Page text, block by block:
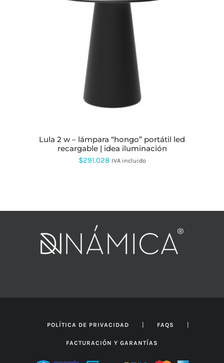
PRODUCTO
MÚLTIPLES
VARIANTES.
OPCIONES
PUEDEN
ELEGIR
PÁGINA
DE
lula 2 w – lámpara “hongo” portátil led
recargable | idea iluminación
$291.028 IVA incluido
POLÍTICA DE PRIVACIDAD | FAQS |
FACTURACIÓN Y GARANTÍAS